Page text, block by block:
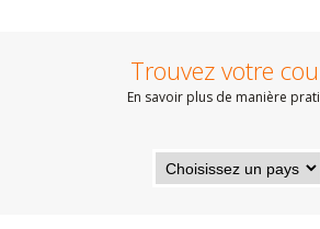
Trouvez votre
En savoir plus de manière